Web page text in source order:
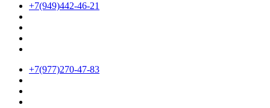
+7(949)442-46-21
+7(977)270-47-83